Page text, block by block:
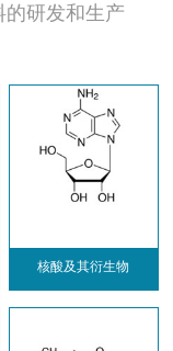
研发和生产
核酸及其衍生物